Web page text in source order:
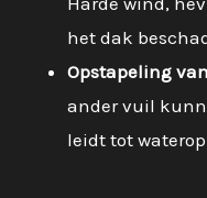
het dak
Opstapeling
ander vuil
leidt tot